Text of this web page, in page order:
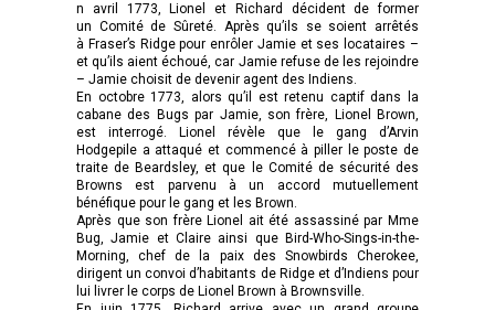
n avril 1773, Lionel et Richard décident de former
un Comité de Sûreté. Après qu’ils se soient arrêtés
à Fraser’s Ridge pour enrôler Jamie et ses locataires –
et qu’ils aient échoué, car Jamie refuse de les rejoindre
– Jamie choisit de devenir agent des Indiens.
En octobre 1773, alors qu’il est retenu captif dans la
cabane des Bugs par Jamie, son frère, Lionel Brown,
est interrogé. Lionel révèle que le gang d’Arvin
Hodgepile a attaqué et commencé à piller le poste de
traite de Beardsley, et que le Comité de sécurité des
Browns est parvenu à un accord mutuellement
bénéfique pour le gang et les Brown.
Après que son frère Lionel ait été assassiné par Mme
Bug, Jamie et Claire ainsi que Bird-Who-Sings-in-the-
Morning, chef de la paix des Snowbirds Cherokee,
dirigent un convoi d’habitants de Ridge et d’Indiens pour
lui livrer le corps de Lionel Brown à Brownsville.